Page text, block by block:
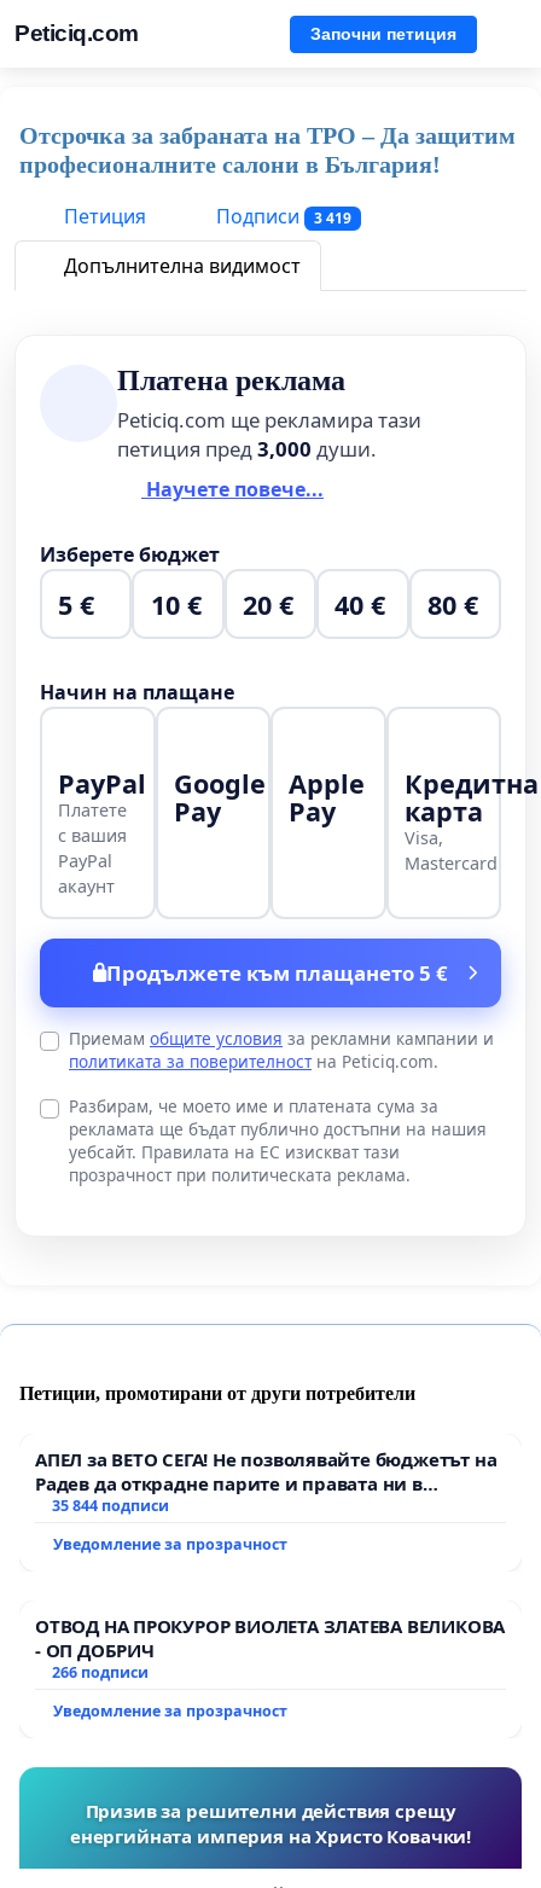
Peticiq.com Започни петиция
Отсрочка за забраната на TPO – Да защитим
професионалните салони в България!
Петиция
Подписи 3 419
Допълнителна видимост
Платена реклама
Peticiq.com ще рекламира тази
петиция пред3,000 души.
Научете повече...
Изберете бюджет
5 € 10 € 20 € 40 € 80 €
Начин на плащане
PayPal
Платете
с вашия
PayPal
акаунт
Google
Pay
Apple
Pay
Кредитна
карта
Visa,
Mastercard
Продължете към плащането 5 €
Приемам общите условия за рекламни кампании и
политиката за поверителностна Peticiq.com.
Разбирам, че моето име и платената сума за
рекламата ще бъдат публично достъпни на нашия
уебсайт. Правилата на ЕС изискват тази
прозрачност при политическата реклама.
Петиции, промотирани от други потребители
АПЕЛ за ВЕТО СЕГА! Не позволявайте бюджетът на
Радев да открадне парите и правата ни в
тъмното
35 844 подписи
Уведомление за прозрачност
ОТВОД НА ПРОКУРОР ВИОЛЕТА ЗЛАТЕВА ВЕЛИКОВА
- ОП ДОБРИЧ
266 подписи
Уведомление за прозрачност
Призив за решителни действия срещу
енергийната империя на Христо Ковачки!